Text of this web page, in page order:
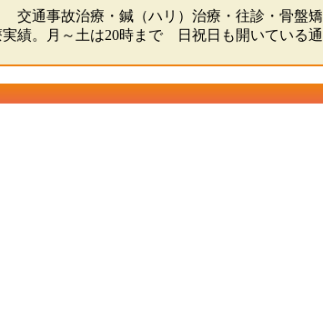
通事故治療・鍼（ハリ）治療・往診・骨盤
績。月～土は20時まで 日祝日も開いている